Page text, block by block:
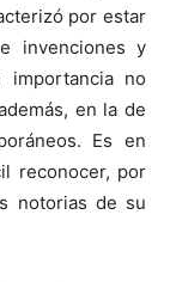
por estar
invenciones y
importancia no
en la de
Es en
reconocer, por
notorias de su